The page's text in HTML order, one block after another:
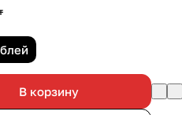
В корзину